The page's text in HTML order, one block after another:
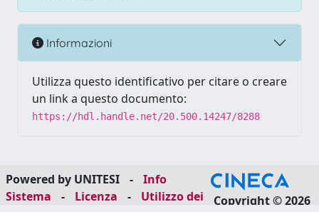
Informazioni
Utilizza questo identificativo per citare o creare
un link a questo documento:
https://hdl.handle.net/20.500.14247/8288
Powered by UNITESI -
Info
Sistema
- Licenza -
Utilizzo dei
Copyright © 2026